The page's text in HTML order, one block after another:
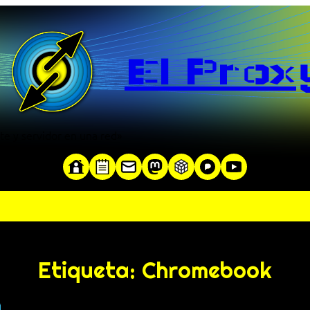
El
Etiqueta: Chromebook